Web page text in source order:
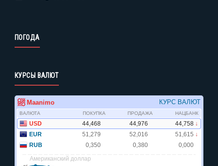
ПОГОДА
КУРСЫ ВАЛЮТ